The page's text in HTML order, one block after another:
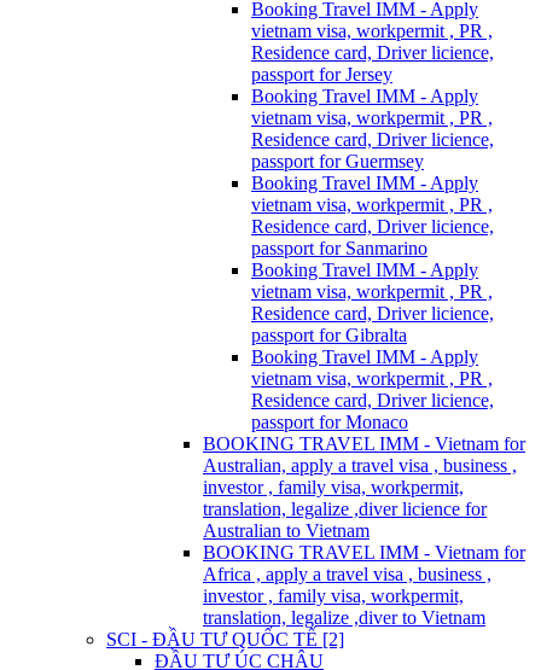
Booking Travel IMM - Apply
vietnam visa, workpermit , PR ,
Residence card, Driver licience,
passport for Jersey
Booking Travel IMM - Apply
vietnam visa, workpermit , PR ,
Residence card, Driver licience,
passport for Guermsey
Booking Travel IMM - Apply
vietnam visa, workpermit , PR ,
Residence card, Driver licience,
passport for Sanmarino
Booking Travel IMM - Apply
vietnam visa, workpermit , PR ,
Residence card, Driver licience,
passport for Gibralta
Booking Travel IMM - Apply
vietnam visa, workpermit , PR ,
Residence card, Driver licience,
passport for Monaco
BOOKING TRAVEL IMM - Vietnam for
Australian, apply a travel visa , business ,
investor , family visa, workpermit,
translation, legalize ,diver licience for
Australian to Vietnam
BOOKING TRAVEL IMM - Vietnam for
Africa , apply a travel visa , business ,
investor , family visa, workpermit,
translation, legalize ,diver to Vietnam
SCI - ĐẦU TƯ QUỐC TẾ [2]
ĐẦU TƯ ÚC CHÂU